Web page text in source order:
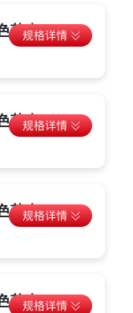
荧光（Live
荧光（Live
荧光（Live
荧光（Live